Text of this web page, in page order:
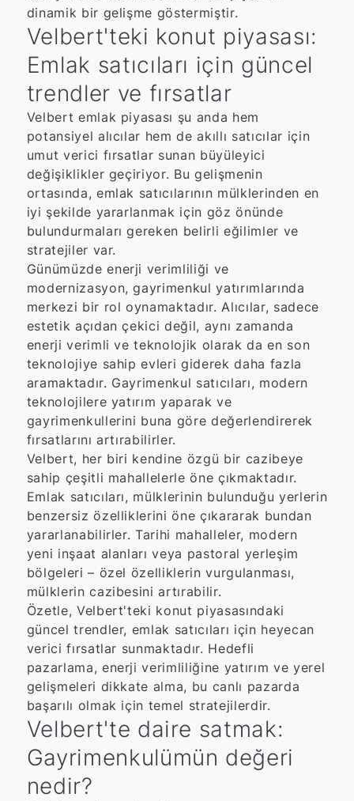
dinamik bir gelişme göstermiştir.
Velbert'teki konut piyasası:
Emlak satıcıları için güncel
trendler ve fırsatlar
Velbert emlak piyasası şu anda hem
potansiyel alıcılar hem de akıllı satıcılar için
umut verici fırsatlar sunan büyüleyici
değişiklikler geçiriyor. Bu gelişmenin
ortasında, emlak satıcılarının mülklerinden en
iyi şekilde yararlanmak için göz önünde
bulundurmaları gereken belirli eğilimler ve
stratejiler var.
Günümüzde enerji verimliliği ve
modernizasyon, gayrimenkul yatırımlarında
merkezi bir rol oynamaktadır. Alıcılar, sadece
estetik açıdan çekici değil, aynı zamanda
enerji verimli ve teknolojik olarak da en son
teknolojiye sahip evleri giderek daha fazla
aramaktadır. Gayrimenkul satıcıları, modern
teknolojilere yatırım yaparak ve
gayrimenkullerini buna göre değerlendirerek
fırsatlarını artırabilirler.
Velbert, her biri kendine özgü bir cazibeye
sahip çeşitli mahallelerle öne çıkmaktadır.
Emlak satıcıları, mülklerinin bulunduğu yerlerin
benzersiz özelliklerini öne çıkararak bundan
yararlanabilirler. Tarihi mahalleler, modern
yeni inşaat alanları veya pastoral yerleşim
bölgeleri – özel özelliklerin vurgulanması,
mülklerin cazibesini artırabilir.
Özetle, Velbert'teki konut piyasasındaki
güncel trendler, emlak satıcıları için heyecan
verici fırsatlar sunmaktadır. Hedefli
pazarlama, enerji verimliliğine yatırım ve yerel
gelişmeleri dikkate alma, bu canlı pazarda
başarılı olmak için temel stratejilerdir.
Velbert'te daire satmak:
Gayrimenkulümün değeri
nedir?